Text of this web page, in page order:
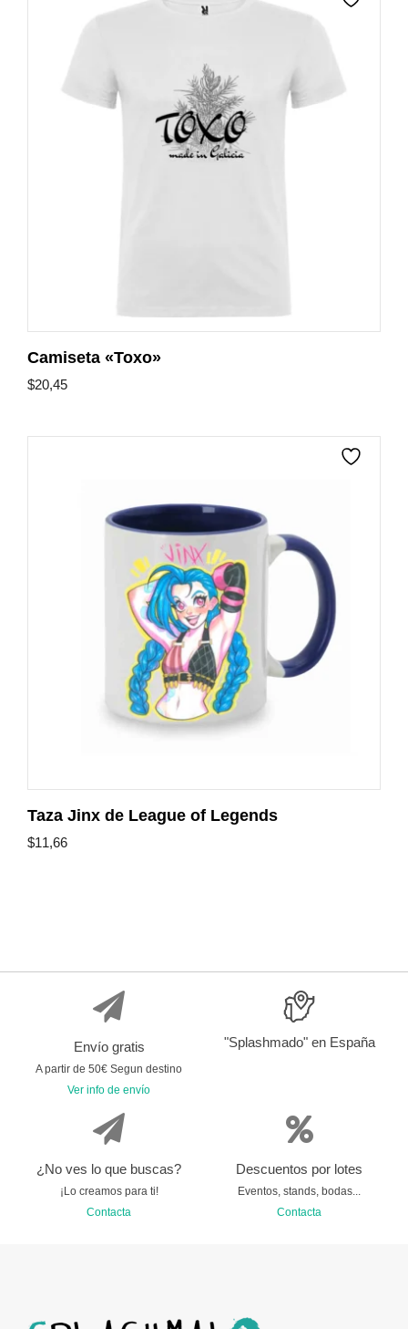
Camiseta «Toxo»
$20,45
Taza Jinx de League of Legends
$11,66
Envío gratis
A partir de 50€ Segun destino
Ver info de envío
"Splashmado" en España
¿No ves lo que buscas?
¡Lo creamos para ti!
Contacta
Descuentos por lotes
Eventos, stands, bodas...
Contacta